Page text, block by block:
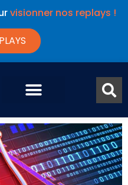
visionner nos replays !